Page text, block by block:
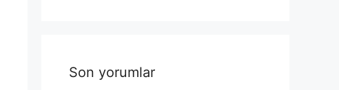
Son yorumlar